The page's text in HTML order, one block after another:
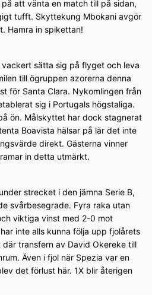
att vänta en match till på sidan,
tufft. Skyttekung Mbokani avgör
Hamra in spikettan!
sätta sig på flyget och leva
till ögruppen azorerna denna
för Santa Clara. Nykomlingen från
sig i Portugals högstaliga.
ön. Målskyttet har dock stagnerat
Boavista hälsar på lär det inte
direkt. Gästerna vinner
in detta utmärkt.
strecket i den jämna Serie B,
svårbesegrade. Fyra raka utan
viktiga vinst med 2-0 mot
inte alls kunna följa upp fjolårets
transfern av David Okereke till
Även i fjol när Spezia var en
det förlust här. 1X blir återigen